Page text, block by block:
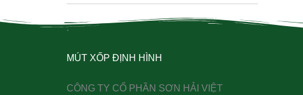
.
MÚT XỐP ĐỊNH HÌNH
CÔNG TY CỔ PHẦN SƠN HẢI VIỆT